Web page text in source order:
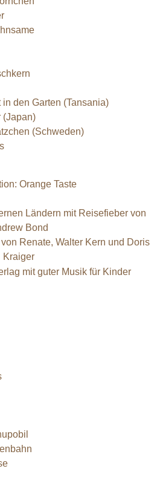
den Garten (Tansania)
(Japan)
(Schweden)